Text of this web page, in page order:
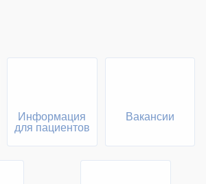
Информация
для пациентов
Вакансии